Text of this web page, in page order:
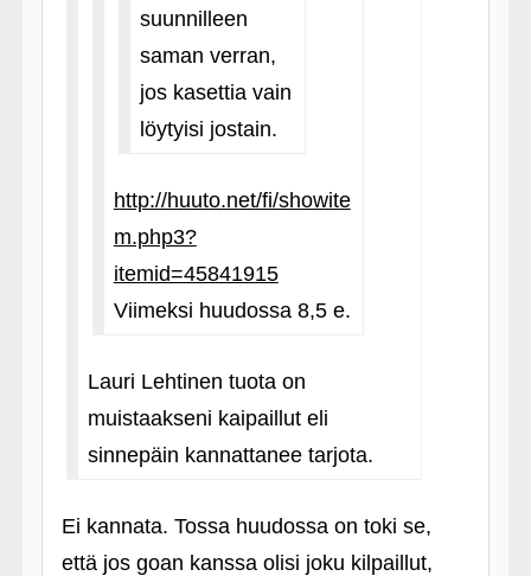
suunnilleen
saman verran,
jos kasettia vain
löytyisi jostain.
http://huuto.net/fi/showite
m.php3?
itemid=45841915
Viimeksi huudossa 8,5 e.
Lauri Lehtinen tuota on
muistaakseni kaipaillut eli
sinnepäin kannattanee tarjota.
Ei kannata. Tossa huudossa on toki se,
että jos goan kanssa olisi joku kilpaillut,